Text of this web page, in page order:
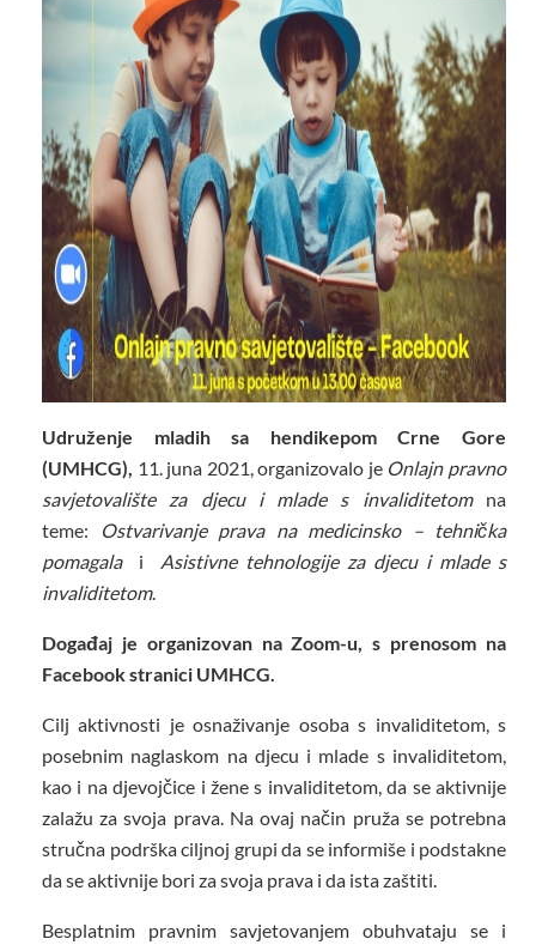
Udruženje mladih sa hendikepom Crne Gore
(UMHCG), 11. juna 2021, organizovalo je Onlajn pravno
savjetovalište za djecu i mlade s invaliditetom na
teme: Ostvarivanje prava na medicinsko – tehnička
pomagala i Asistivne tehnologije za djecu i mlade s
invaliditetom.
Događaj je organizovan na Zoom-u, s prenosom na
Facebook stranici UMHCG.
Cilj aktivnosti je osnaživanje osoba s invaliditetom, s
posebnim naglaskom na djecu i mlade s invaliditetom,
kao i na djevojčice i žene s invaliditetom, da se aktivnije
zalažu za svoja prava. Na ovaj način pruža se potrebna
stručna podrška ciljnoj grupi da se informiše i podstakne
da se aktivnije bori za svoja prava i da ista zaštiti.
Besplatnim pravnim savjetovanjem obuhvataju se i